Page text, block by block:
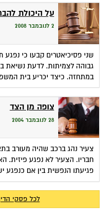
על היכולת
2 לנובמבר 2008
שני פסיכיאטרים קבעו כי
גבוהה לצמיתות. לדעת נשיאת
במתחזה. כיצד יכריע בית
צופה מן הצד
28 לנובמבר 2004
צעיר נהג ברכב שהיה מעורב
חבריו. הצעיר לא נפגע פיזית.
פגיעתו הנפשית בין אם כנפגע
לכל פסקי